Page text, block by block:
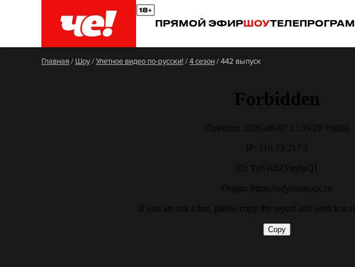
ПРЯМОЙ ЭФИРШОУ
Главная/ Шоу/Улетное видео по-русски!/4 сезон/442 выпуск